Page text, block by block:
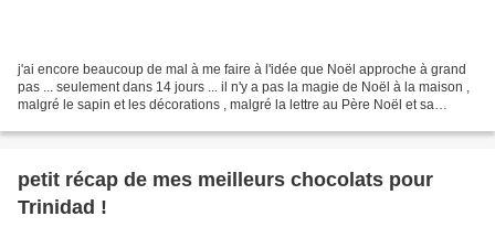
j'ai encore beaucoup de mal à me faire à l'idée que Noël approche à grand
pas ... seulement dans 14 jours ... il n'y a pas la magie de Noël à la maison ,
malgré le sapin et les décorations , malgré la lettre au Père Noël et sa
petit récap de mes meilleurs chocolats pour
Trinidad !